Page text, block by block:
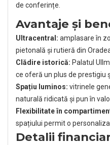
de conferințe.
Avantaje și
Ultracentral: amplasare în
pietonală și rutieră din
Clădire istorică: Palatul
ce oferă un plus de prestigiu
Spațiu luminos: vitrinele
naturală ridicată și pun în
Flexibilitate în
spațiului permit o
Detalii